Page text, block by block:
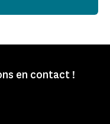
en contact !